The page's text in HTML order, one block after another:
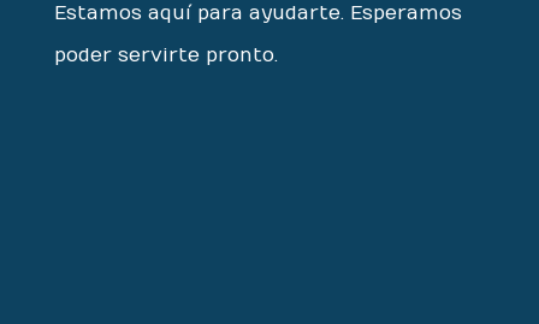
Estamos aquí para ayudarte. Esperamos
poder servirte pronto.